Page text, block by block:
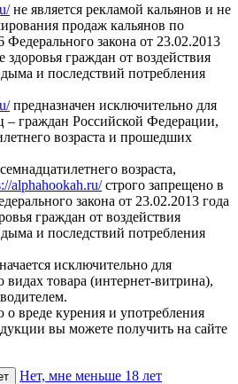
не является рекламой кальянов и не
продаж кальянов по
Федерального закона от 23.02.2013
граждан от воздействия
и последствий потребления
предназначен исключительно для
– граждан Российской Федерации,
возраста и прошедших
возраста,
alphahookah.ru/строго запрещено в
закона от 23.02.2013 года
граждан от воздействия
и последствий потребления
исключительно для
товара (интернет-витрина),
вреде курения и употребления
вы можете получить на сайте
Нет, мне меньше 18 лет